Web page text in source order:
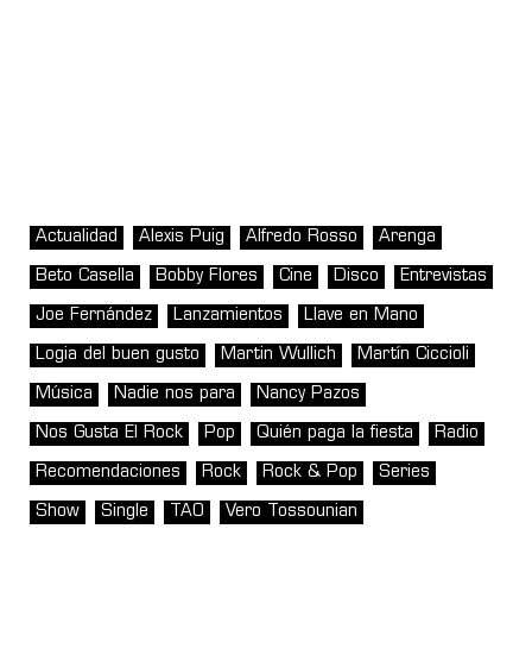
Actualidad Alexis Puig Alfredo Rosso Arenga
Beto Casella Bobby Flores Cine Disco Entrevistas
Joe Fernández Lanzamientos Llave en Mano
Logia del buen gusto Martin Wullich Martín Ciccioli
Música Nadie nos para Nancy Pazos
Nos Gusta El Rock Pop Quién paga la fiesta Radio
Recomendaciones Rock Rock & Pop Series
Show Single TAO Vero Tossounian